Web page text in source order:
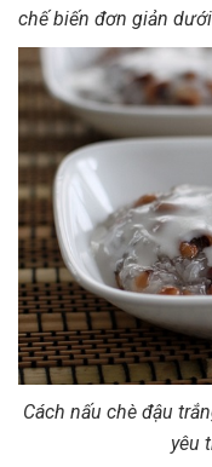
chế biến đơn giản dưới
Cách nấu chè đậu
yêu